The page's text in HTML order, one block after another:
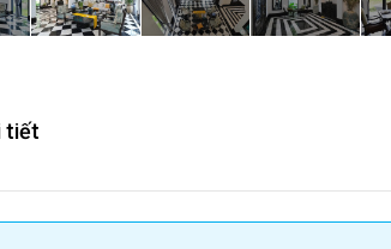
tiết